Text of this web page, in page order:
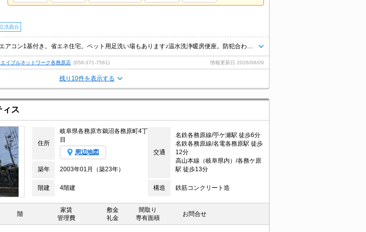
洗面台
イブルネットワーク各務原店 (058-371-7561) 情報更新日 2026/08/09
残り10件を表示する
ィス
住所
岐阜県各務原市鵜沼各務原町4丁
目
周辺地図 交通
名鉄各務原線/苧ケ瀬駅 徒歩6分
名鉄各務原線/名電各務原駅 徒歩
12分
高山本線（岐阜県内）/各務ケ原
駅 徒歩13分
築年 2003年01月（築23年）
階建 4階建 構造 鉄筋コンクリート造
階
家賃
管理費
敷金
礼金
間取り
専有面積
お問合せ